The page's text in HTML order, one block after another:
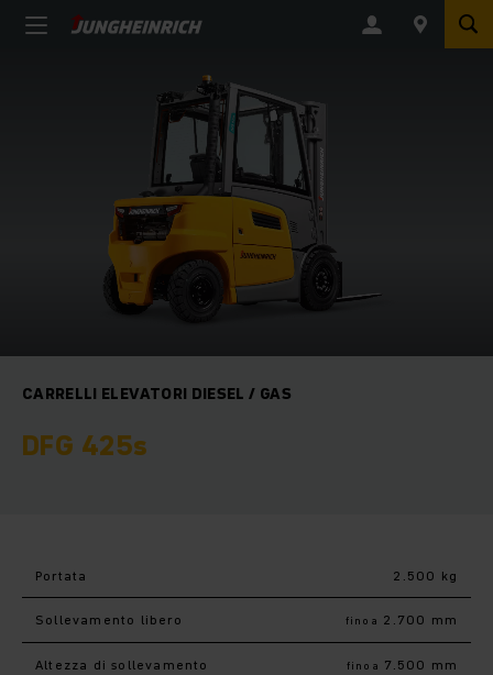
CARRELLI ELEVATORI DIESEL / GAS
DFG 425s
Portata 2.500 kg
Sollevamento libero fino a 2.700 mm
Altezza di sollevamento fino a 7.500 mm